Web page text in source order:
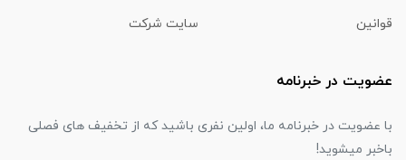
قوانین سایت شرکت
عضویت در خبرنامه
با عضویت در خبرنامه ما، اولین نفری باشید که از تخفیف های فصلی
باخبر میشوید!